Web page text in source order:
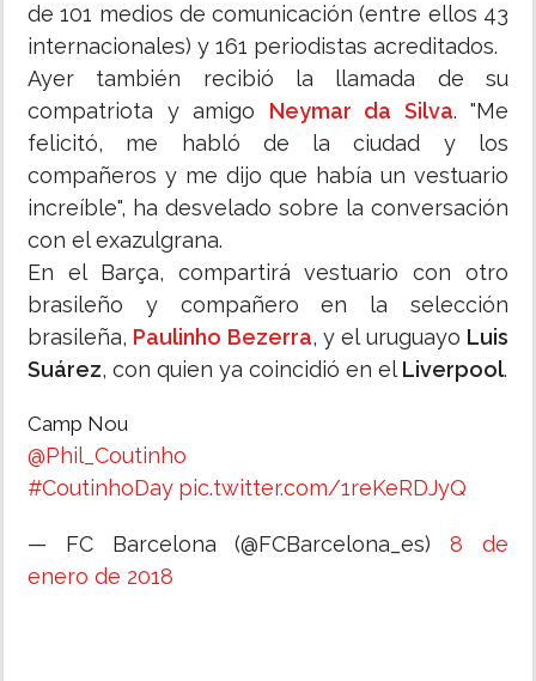
de 101 medios de comunicación (entre ellos 43
internacionales) y 161 periodistas acreditados.
Ayer también recibió la llamada de su
compatriota y amigo Neymar da Silva. "Me
felicitó, me habló de la ciudad y los
compañeros y me dijo que había un vestuario
increíble", ha desvelado sobre la conversación
con el exazulgrana.
En el Barça, compartirá vestuario con otro
brasileño y compañero en la selección
brasileña, Paulinho Bezerra, y el uruguayo Luis
Suárez, con quien ya coincidió en elLiverpool.
Camp Nou
@Phil_Coutinho
#CoutinhoDay pic.twitter.com/1reKeRDJyQ
— FC Barcelona (@FCBarcelona_es)8 de
enero de 2018